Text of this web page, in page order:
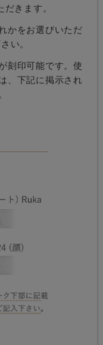
きます。
かをお選びいただ
い。
刻印可能です。使
、下記に掲示され